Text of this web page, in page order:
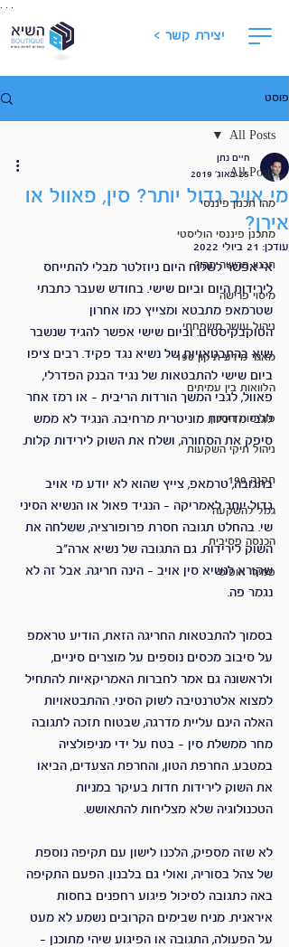
יצירת קשר >
פוסט
All Posts
מהו תכנון פיננסי
מתכנן פיננסי הוליסטי
תכנון פרישה מהו?
מיסוי פרישה
ניהול עושר משפחתי
מאגר מידע תיקון 190
הלוואות בין עמיתים
פוליסות חסכון
ניהול תיקי השקעות
תקנה 190
גמל להשקעה
הכנסה פסיבית
פמילי אופיס
All Posts
מי אויב גדול יותר? סין, פאוול או
אירן?
חיים נתן
25 באוג׳ 2019
עודכן: 21 ביולי 2022
אי אפשר לשלוח היום ניוזלטר מבלי להתייחס
לירידות היום וביום שישי. בחודש שעבר כתבתי
שטרמאפ מתבטא ומצייץ כמו אחרון
הטוקבקיסטים. וביום שישי אפשר להגיד שנשבר
שיא בהתבטאויות של נשיא נגד פקיד. רבים ציפו
ביום שישי להתבטאות של נגיד הבנק הפדרלי,
פאוול, לגבי המשך הורדות הריבית - או רמז אחר
לגבי מדיניות מוניטרית מרחיבה. הנגיד לא ממש
סיפק את הסחורה, ושלח את השוק לירידות קלות.
בתגובה, טרמאפ, צייץ שהוא לא יודע מי אויב
גדול יותר לאמריקה - הנגיד פאול או הנשיא הסיני
שי. בהחלט תגובה חסרת פרופורציה, ששלחה את
השוק לירידות. גם התגובה של נשיא ארה"ב
שקורא לנשיא סין אויב - הינה חריגה. אבל זה לא
נגמר פה.
בסמוך להתבטאות החריגה הזאת, הודיע טראמפ
על סיבוב מכסים נוספים על מוצרים סיניים,
ולראשונה גם אמר לחברות האמריקאיות להתחיל
למצוא אלטרנטיבה לשוק הסיני. ההתבטאויות
האלה הינם עליית מדרגה, שבטוח תזכה לתגובה
מחר ממשלת סין - בטח על ידי מניפולציה
במטבע. החרפת הטון, והחרפת הצעדים, הביאו
את השוק לירידות חדות בעיקר במניות
הטכנולוגיה שלא מצליחות להתאושש.
לא שזה מספיק, הלכנו לישון עם תקיפה נוספת
של צהל בסוריה, ואולי גם בלבנון. הפעם התקיפה
באה כתגובה לסיכול פיגוע רחפנים בחסות
איראנית. מניח שבימים הקרובים נשמע לא מעט
על הפעולה, התגובה או הפיגוע שיהי מתוכנן -